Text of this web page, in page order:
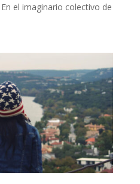
el imaginario colectivo de